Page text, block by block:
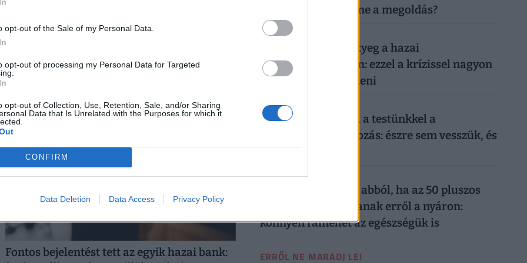
opt-out of the Sale of my Personal Data.
opt-out of processing my Personal Data for Targeted
opt-out of Collection, Use, Retention, Sale, and/or Sharing
Data that Is Unrelated with the Purposes for which it
CONFIRM
Data Deletion Data Access Privacy Policy
Hihetetlen vagyont halmoztak fel az
élelmes magyarok: ebben tartják most a
A részvények aránya átlépte a 3 százalékot a teljes
pénzügyi vagyonon belül, ami a lakossági
megtakarítási szokások átalakulását is jelzi.
Fontos bejelentést tett az egyik hazai bank:
megszüntetése lenne a megoldás?
2026. augusztus 7.
Időzített bomba ketyeg a hazai
nyugdíjrendszerben: ezzel a krízissel nagyon
nehéz lesz mit kezdeni
2026. augusztus 6.
Sokkoló, mit művel a testünkkel a
mindennapi mobilozás: észre sem vesszük, és
máris kész a baj
2026. augusztus 6.
Komoly baj is lehet abból, ha az 50 pluszos
magyarok lemondanak erről a nyáron:
könnyen rámehet az egészségük is
ERRŐL NE MARADJ LE!